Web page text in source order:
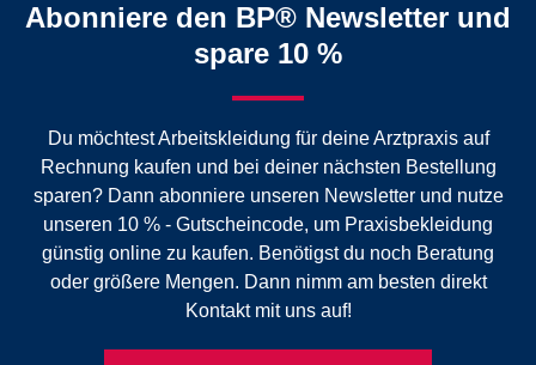
Abonniere den BP® Newsletter und
spare 10 %
Du möchtest Arbeitskleidung für deine Arztpraxis auf
Rechnung kaufen und bei deiner nächsten Bestellung
sparen? Dann abonniere unseren Newsletter und nutze
unseren 10 % - Gutscheincode, um Praxisbekleidung
günstig online zu kaufen. Benötigst du noch Beratung
oder größere Mengen. Dann nimm am besten direkt
Kontakt mit uns auf!